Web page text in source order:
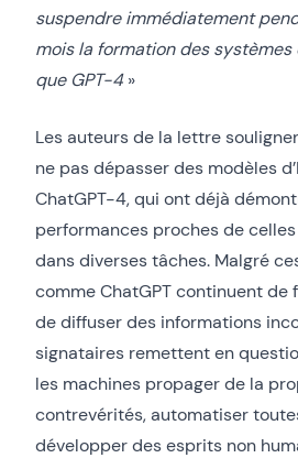
suspendre immédiatement
mois la formation des systèmes
que GPT-4»
Les auteurs de la lettre
ne pas dépasser des modèles
ChatGPT-4, qui ont déjà
performances proches de
dans diverses tâches. Malgré
comme ChatGPT continuent de
de diffuser des informations
signataires remettent en
les machines propager de la
contrevérités, automatiser
développer des esprits non